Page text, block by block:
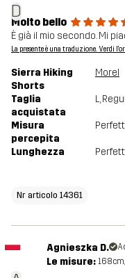
D
Molto bello
È già il mio secondo. Mi
La presente è una traduzione. Verdi
Sierra Hiking
Shorts
Morel
Taglia
acquistata
L,
Misura
percepita
Lunghezza
Nr articolo 14361
Agnieszka D.
Le misure: